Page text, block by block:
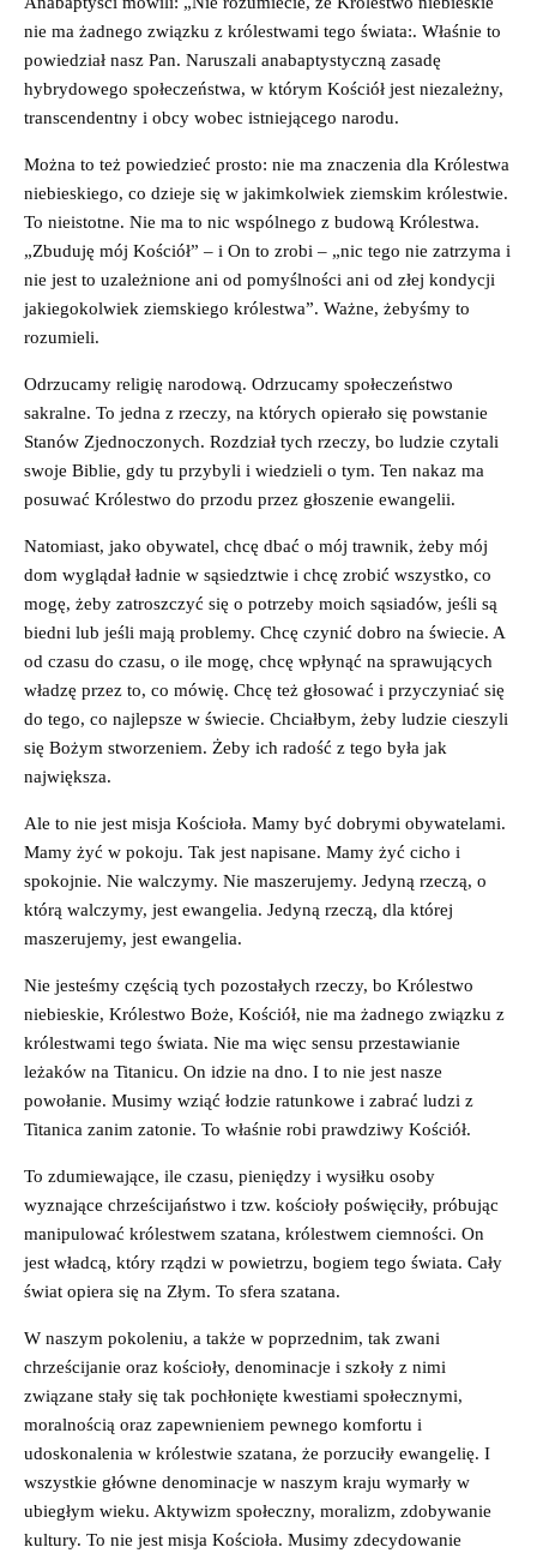
nie ma żadnego związku z królestwami tego świata:. Właśnie to
powiedział nasz Pan. Naruszali anabaptystyczną zasadę
hybrydowego społeczeństwa, w którym Kościół jest niezależny,
transcendentny i obcy wobec istniejącego narodu.
Można to też powiedzieć prosto: nie ma znaczenia dla Królestwa
niebieskiego, co dzieje się w jakimkolwiek ziemskim królestwie.
To nieistotne. Nie ma to nic wspólnego z budową Królestwa.
„Zbuduję mój Kościół” – i On to zrobi – „nic tego nie zatrzyma i
nie jest to uzależnione ani od pomyślności ani od złej kondycji
jakiegokolwiek ziemskiego królestwa”. Ważne, żebyśmy to
rozumieli.
Odrzucamy religię narodową. Odrzucamy społeczeństwo
sakralne. To jedna z rzeczy, na których opierało się powstanie
Stanów Zjednoczonych. Rozdział tych rzeczy, bo ludzie czytali
swoje Biblie, gdy tu przybyli i wiedzieli o tym. Ten nakaz ma
posuwać Królestwo do przodu przez głoszenie ewangelii.
Natomiast, jako obywatel, chcę dbać o mój trawnik, żeby mój
dom wyglądał ładnie w sąsiedztwie i chcę zrobić wszystko, co
mogę, żeby zatroszczyć się o potrzeby moich sąsiadów, jeśli są
biedni lub jeśli mają problemy. Chcę czynić dobro na świecie. A
od czasu do czasu, o ile mogę, chcę wpłynąć na sprawujących
władzę przez to, co mówię. Chcę też głosować i przyczyniać się
do tego, co najlepsze w świecie. Chciałbym, żeby ludzie cieszyli
się Bożym stworzeniem. Żeby ich radość z tego była jak
największa.
Ale to nie jest misja Kościoła. Mamy być dobrymi obywatelami.
Mamy żyć w pokoju. Tak jest napisane. Mamy żyć cicho i
spokojnie. Nie walczymy. Nie maszerujemy. Jedyną rzeczą, o
którą walczymy, jest ewangelia. Jedyną rzeczą, dla której
maszerujemy, jest ewangelia.
Nie jesteśmy częścią tych pozostałych rzeczy, bo Królestwo
niebieskie, Królestwo Boże, Kościół, nie ma żadnego związku z
królestwami tego świata. Nie ma więc sensu przestawianie
leżaków na Titanicu. On idzie na dno. I to nie jest nasze
powołanie. Musimy wziąć łodzie ratunkowe i zabrać ludzi z
Titanica zanim zatonie. To właśnie robi prawdziwy Kościół.
To zdumiewające, ile czasu, pieniędzy i wysiłku osoby
wyznające chrześcijaństwo i tzw. kościoły poświęciły, próbując
manipulować królestwem szatana, królestwem ciemności. On
jest władcą, który rządzi w powietrzu, bogiem tego świata. Cały
świat opiera się na Złym. To sfera szatana.
W naszym pokoleniu, a także w poprzednim, tak zwani
chrześcijanie oraz kościoły, denominacje i szkoły z nimi
związane stały się tak pochłonięte kwestiami społecznymi,
moralnością oraz zapewnieniem pewnego komfortu i
udoskonalenia w królestwie szatana, że porzuciły ewangelię. I
wszystkie główne denominacje w naszym kraju wymarły w
ubiegłym wieku. Aktywizm społeczny, moralizm, zdobywanie
kultury. To nie jest misja Kościoła. Musimy zdecydowanie